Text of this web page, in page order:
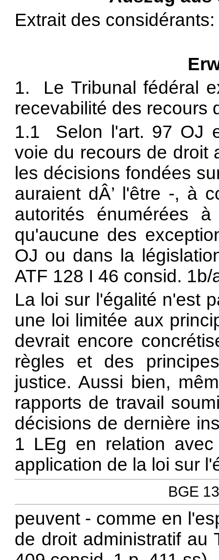
Extrait des considérants:
1. Le Tribunal fédéral
recevabilité des recours
1.1 Selon l'art. 97 OJ
voie du recours de droit
les décisions fondées
auraient dÂ’ l'être -, à
autorités énumérées
qu'aucune des
OJ ou dans la
ATF 128 I 46 consid. 1b/
La loi sur l'égalité n'est
une loi limitée aux
devrait encore
règles et des
justice. Aussi bien,
rapports de travail
décisions de dernière
1 LEg en relation
application de la loi sur
BGE
peuvent - comme en
de droit administratif au